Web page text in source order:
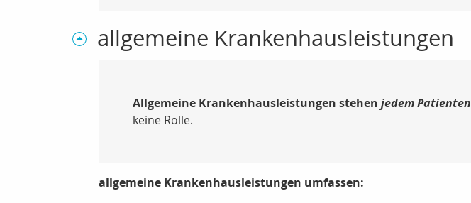
allgemeine Krankenhausleistungen
Allgemeine Krankenhausleistungen stehen jedem Patienten
keine Rolle.
allgemeine Krankenhausleistungen umfassen: